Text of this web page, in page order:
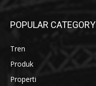
POPULAR CATEGORY
Tren
Produk
Properti